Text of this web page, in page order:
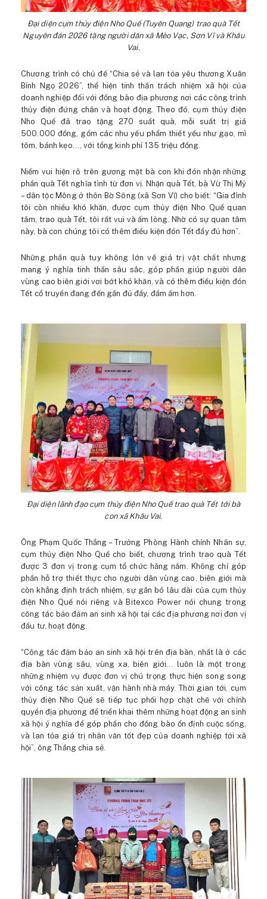
Đại diện cụm thủy điện Nho Quế (Tuyên Quang) trao quà Tết
Nguyên đán 2026 tặng người dân xã Mèo Vạc, Sơn Vĩ và Khâu
Vai.
Chương trình có chủ đề “Chia sẻ và lan tỏa yêu thương Xuân
Bính Ngọ 2026”, thể hiện tinh thần trách nhiệm xã hội của
doanh nghiệp đối với đồng bào địa phương nơi các công trình
thủy điện đứng chân và hoạt động. Theo đó, cụm thủy điện
Nho Quế đã trao tặng 270 suất quà, mỗi suất trị giá
500.000 đồng, gồm các nhu yếu phẩm thiết yếu như gạo, mì
tôm, bánh kẹo…, với tổng kinh phí 135 triệu đồng.
Niềm vui hiện rõ trên gương mặt bà con khi đón nhận những
phần quà Tết nghĩa tình từ đơn vị. Nhận quà Tết, bà Vừ Thị Mỷ
– dân tộc Mông ở thôn Bờ Sông (xã Sơn Vĩ) cho biết: “Gia đình
tôi còn nhiều khó khăn, được cụm thủy điện Nho Quế quan
tâm, trao quà Tết, tôi rất vui và ấm lòng. Nhờ có sự quan tâm
này, bà con chúng tôi có thêm điều kiện đón Tết đầy đủ hơn”.
Những phần quà tuy không lớn về giá trị vật chất nhưng
mang ý nghĩa tinh thần sâu sắc, góp phần giúp người dân
vùng cao biên giới vơi bớt khó khăn, và có thêm điều kiện đón
Tết cổ truyền đang đến gần đủ đầy, đầm ấm hơn.
Đại diện lãnh đạo cụm thủy điện Nho Quế trao quà Tết tới bà
con xã Khâu Vai.
Ông Phạm Quốc Thắng – Trưởng Phòng Hành chính Nhân sự,
cụm thủy điện Nho Quế cho biết, chương trình trao quà Tết
được 3 đơn vị trong cụm tổ chức hằng năm. Không chỉ góp
phần hỗ trợ thiết thực cho người dân vùng cao, biên giới mà
còn khẳng định trách nhiệm, sự gắn bó lâu dài của cụm thủy
điện Nho Quế nói riêng và Bitexco Power nói chung trong
công tác bảo đảm an sinh xã hội tại các địa phương nơi đơn vị
đầu tư, hoạt động.
“Công tác đảm bảo an sinh xã hội trên địa bàn, nhất là ở các
địa bàn vùng sâu, vùng xa, biên giới… luôn là một trong
những nhiệm vụ được đơn vị chú trọng thực hiện song song
với công tác sản xuất, vận hành nhà máy. Thời gian tới, cụm
thủy điện Nho Quế sẽ tiếp tục phối hợp chặt chẽ với chính
quyền địa phương để triển khai thêm những hoạt động an sinh
xã hội ý nghĩa để góp phần cho đồng bào ổn định cuộc sống,
và lan tỏa giá trị nhân văn tốt đẹp của doanh nghiệp tới xã
hội”, ông Thắng chia sẻ.